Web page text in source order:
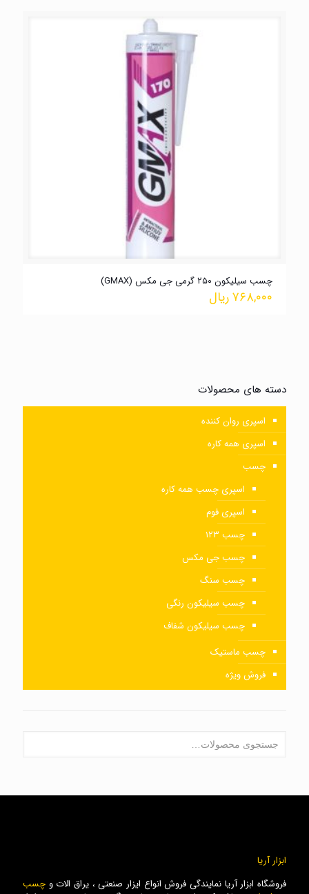
چسب سیلیکون ۲۵۰ گرمی جی مکس (GMAX)
۷۶۸,۰۰۰ریال
دسته های محصولات
اسپری روان کننده
اسپری همه کاره
چسب
اسپری چسب همه کاره
اسپری فوم
چسب ۱۲۳
چسب جی مکس
چسب سنگ
چسب سیلیکون رنگی
چسب سیلیکون شفاف
چسب ماستیک
فروش ویژه
ابزار آریا
فروشگاه ابزار آریا نمایندگی فروش انواع ایزار صنعتی ، یراق الات و چسب